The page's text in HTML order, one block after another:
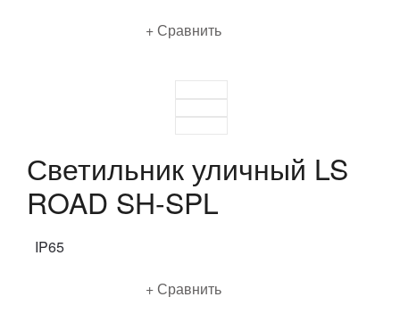
Сравнить
Светильник уличный LS
ROAD SH-SPL
IP65
Сравнить